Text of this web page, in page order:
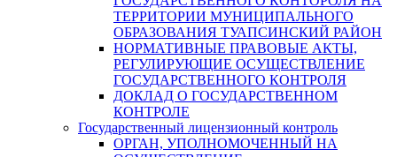
ТЕРРИТОРИИ МУНИЦИПАЛЬНОГО
ОБРАЗОВАНИЯ ТУАПСИНСКИЙ РАЙОН
НОРМАТИВНЫЕ ПРАВОВЫЕ АКТЫ,
РЕГУЛИРУЮЩИЕ ОСУЩЕСТВЛЕНИЕ
ГОСУДАРСТВЕННОГО КОНТРОЛЯ
ДОКЛАД О ГОСУДАРСТВЕННОМ
КОНТРОЛЕ
Государственный лицензионный контроль
ОРГАН, УПОЛНОМОЧЕННЫЙ НА